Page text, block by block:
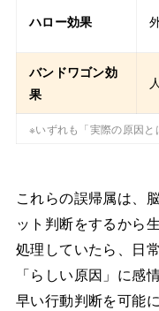
ハロー効果
バンドワゴン効
果
※いずれも「実際の原因
これらの誤帰属は、
ット判断をするから
処理していたら、日
「らしい原因」に感
早い行動判断を可能